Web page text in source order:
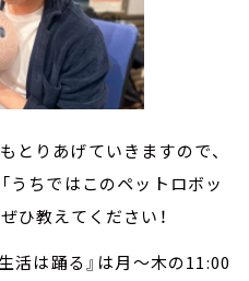
とりあげていきますので、
うちではこのペットロボッ
ひ教えてください！
活は踊る』は月～木の11:00